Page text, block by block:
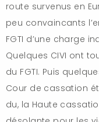
route survenus en
peu convaincants
FGTI d’une charge
Quelques CIVI ont
du FGTI. Puis
Cour de cassation
du, la Haute